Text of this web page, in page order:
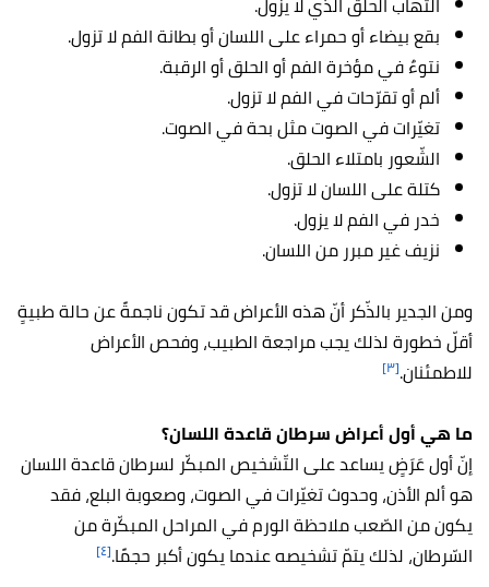
بقع بيضاء أو حمراء على اللسان أو بطانة الفم لا تزول.
نتوءٌ في مؤخرة الفم أو الحلق أو الرقبة.
ألم أو تقرّحات في الفم لا تزول.
تغيّرات في الصوت مثل بحة في الصوت.
الشّعور بامتلاء الحلق.
كتلة على اللسان لا تزول.
خدر في الفم لا يزول.
نزيف غير مبرر من اللسان.
ومن الجدير بالذّكر أنّ هذه الأعراض قد تكون ناجمةً عن حالة طبيةٍ
أقلّ خطورة لذلك يجب مراجعة الطبيب، وفحص الأعراض
للاطمئنان.[٣]
ما هي أول أعراض سرطان قاعدة اللسان؟
إنّ أول عَرَضٍ يساعد على التّشخيص المبكّر لسرطان قاعدة اللسان
هو ألم الأذن، وحدوث تغيّرات في الصوت، وصعوبة البلع، فقد
يكون من الصّعب ملاحظة الورم في المراحل المبكّرة من
السّرطان، لذلك يتمّ تشخيصه عندما يكون أكبر حجمًا.[٤]